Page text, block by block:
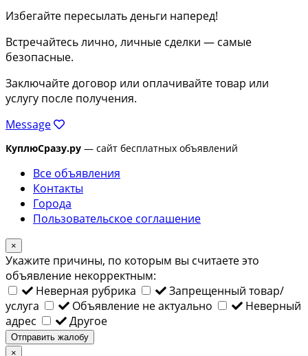
Избегайте пересылать деньги наперед!
Встречайтесь лично, личные сделки — самые
безопасные.
Заключайте договор или оплачивайте товар или
услугу после получения.
Message
КуплюСразу.ру — сайт бесплатных объявлений
Все объявления
Контакты
Города
Пользовательское соглашение
×
Укажите причины, по которым вы считаете это
объявление некорректным:
Неверная рубрика
Запрещенный товар/
услуга
Объявление не актуально
Неверный
адрес
Другое
Отправить жалобу
×